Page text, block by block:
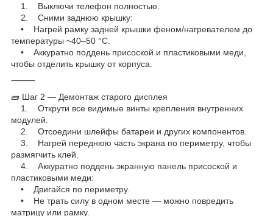
1. Выключи телефон полностью.
2. Сними заднюю крышку:
• Нагрей рамку задней крышки феном/нагревателем до
температуры ~40–50 °C.
• Аккуратно поддень присоской и пластиковыми меди,
чтобы отделить крышку от корпуса.
⸻
🧱 Шаг 2 — Демонтаж старого дисплея
1. Открути все видимые винты крепления внутренних
модулей.
2. Отсоедини шлейфы батареи и других компонентов.
3. Нагрей переднюю часть экрана по периметру, чтобы
размягчить клей.
4. Аккуратно поддень экранную панель присоской и
пластиковыми меди:
• Двигайся по периметру.
• Не трать силу в одном месте — можно повредить
матрицу или рамку.